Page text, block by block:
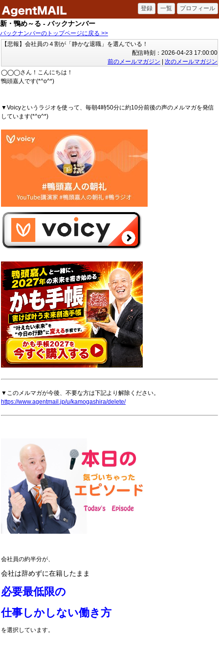
新・鴨め～る - バックナンバー
バックナンバーのトップページに戻る >>
【悲報】会社員の４割が「静かな退職」を選んでいる！
配信時刻：2026-04-23 17:00:00
前のメールマガジン
次のメールマガジン
◯◯◯さん！こんにちは！
鴨頭嘉人です(*^o^*)
▼Voicyというラジオを使って、毎朝4時50分に約10分前後の声のメルマガを発信
しています(*^o^*)
▼このメルマガが今後、不要な方は下記より解除ください。
https://www.agentmail.jp/u/kamogashira/delete/
会社員の約半分が、
会社は辞めずに在籍したまま
必要最低限の
仕事しかしない働き方
を選択しています。